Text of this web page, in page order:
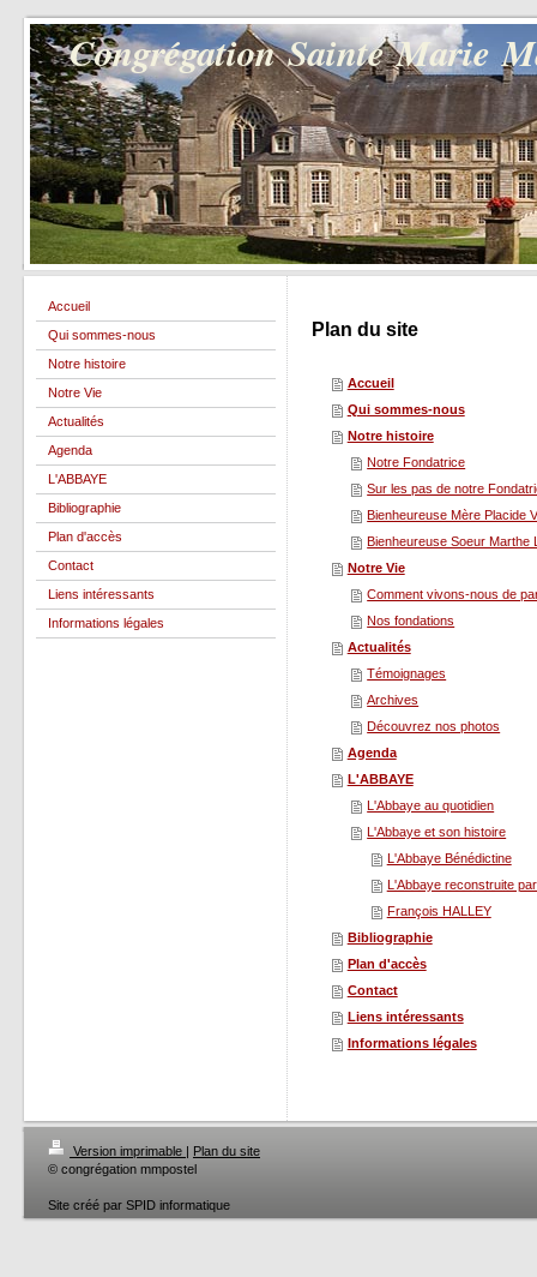
Congrégation Sainte Marie
Accueil
Qui sommes-nous
Notre histoire
Notre Vie
Actualités
Agenda
L'ABBAYE
Bibliographie
Plan d'accès
Contact
Liens intéressants
Informations légales
Plan du site
Accueil
Qui sommes-nous
Notre histoire
Notre Fondatrice
Sur les pas de notre
Bienheureuse Mère Placide
Bienheureuse Soeur Marthe
Notre Vie
Comment vivons-nous de
Nos fondations
Actualités
Témoignages
Archives
Découvrez nos photos
Agenda
L'ABBAYE
L'Abbaye au quotidien
L'Abbaye et son histoire
L'Abbaye Bénédictine
L'Abbaye reconstruite
François HALLEY
Bibliographie
Plan d'accès
Contact
Liens intéressants
Informations légales
Version imprimable | Plan du site
© congrégation mmpostel
Site créé par SPID informatique